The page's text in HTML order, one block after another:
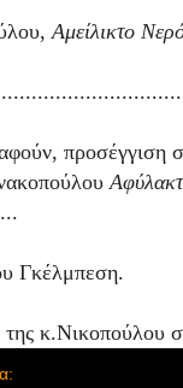
Αμείλικτο
προσέγγιση
Γκέλμπεση.
κ.Νικοπούλου